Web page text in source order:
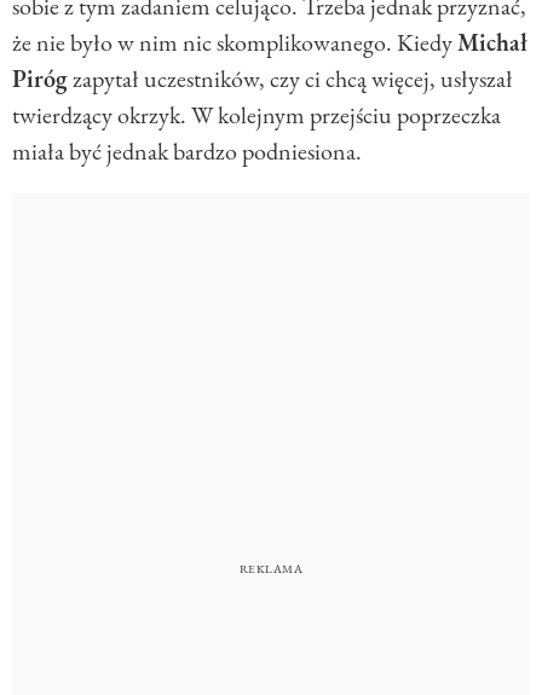
że nie było w nim nic skomplikowanego. KiedyMichał
Pirógzapytał uczestników, czy ci chcą więcej, usłyszał
twierdzący okrzyk. W kolejnym przejściu poprzeczka
miała być jednak bardzo podniesiona.